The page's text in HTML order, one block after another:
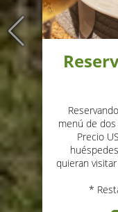
menú de
Precio
quieran
*